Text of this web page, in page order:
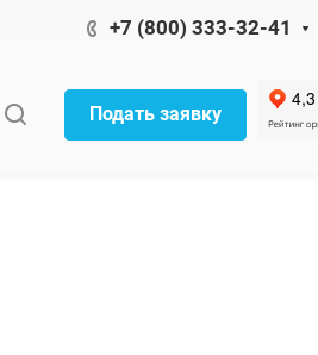
+7 (800) 333-32-41
Подать заявку